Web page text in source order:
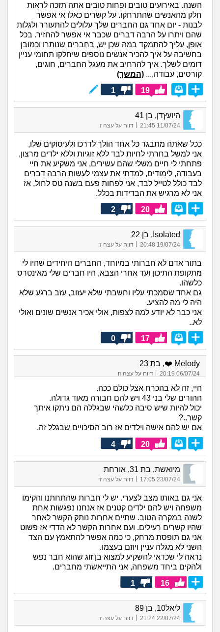
השנה. באירועים טובים ופחות טובים אתה תזכה לראות
חלק מהאנשים שהתרחקו. על קשרים כאלו אי אפשר
לבנות - יום אחד גם החברים שלך עלולים להתעורר ולגלות
שהם ויתרו על הרבה דברים שכבר אי אפשר להחזיר. בכל
אופן, עליך להתמקד במה שכן יש, בחברים שנותרו וכמובן
בחשיבה על איך להכיר אנשים נוספים שיחלקו תחומי עניין
דומים לשלך. איך להרחיב את מעגל החברים, חוגים,
קורסים, עבודה,... (המשך)
19
1
היועץדן, בן 41
11/07/24 21:45
| דווח על עצה זו
ככל שאתה מתבגר כל אחד הולך לדרכו ולעיסוקים שלו,
אני למשל בחרתי לחיות לבד ללא זוגיות וללא ילדים מרצון,
פתחתי לי חיים משלי שהם עשירים, אני משקיע את חיי
בעבודה, לימודים, למדתי את עצמי לעשות הרבה דברים
לבד כולל לטייל לבד, אני לפחות פעם בשנה טס לחול, אז
אני לא מרגיש את הבדידות בכלל.
20
2
Isolated, בן 22
19/07/24 20:48 דווח על עצה זו
בתור אדם לא חברותי במיוחד, החברים היחידים שהיו לי
מתקופת התיכון ועד אחרי הצבא, היו חברים שלי מאינטרס
כלשהו.
גם אחד שסמכתי עליו וחשבתי שלא יעזוב, עזב ברגע שלא
היה לי מה להציע.
אני כבר לא יודע למה לצפות, אולי אכיר אנשים שונים ואולי
לא..
17
0
Melody ❤️, בת 23
06/07/24 20:19 דווח על עצה זו
היי, זה לא בהכרח אצל כולם ככה.
ההורים שלי בני 43 ויש להם חבורה מאוד גדולה.
יכול להיות שיש סיבה כלשהי שבגללה הם ניתקו איתך
קשר..?
אם יש להם אישה וילדים אז רוב הסיכויים שבגלל זה.
20
4
מיואשת, בת 31, אורחת
23/07/24 17:05
| דווח על עצה זו
אני גם באותו מצב לצערי. יש לי חברות שהתחתנו והקימו
משפחה ויש להם ילדים קטנים אז אנחנו נפגשות אחת
לשנה במקרה הטוב. שתיים אחרות נותק הקשר לאחר
שהיו קשרים רעילים. ועם אחרות הקשר לא הדדי אז פשוט
אני גם תופסת מרחק, כי כמה אפשר להתאמץ עם הצד
השני לא מגלה עניין ויוזם בעצמו.
נראה לי שכדאי להשקיע למצוא בן זוג שהוא חבר נפש
ולהקים ביחד משפחה, אני התייאשתי מחברים.
16
1
ליאל10, בן 89
22/07/24 21:24
| דווח על עצה זו